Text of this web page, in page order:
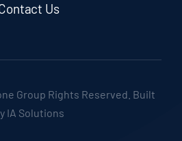
Us
Group Rights Reserved. Built
IA Solutions